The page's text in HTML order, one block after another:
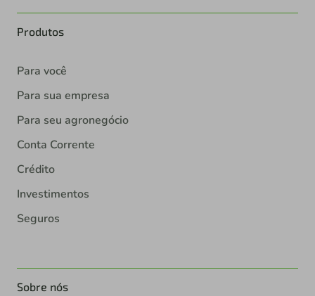
Produtos
Para você
Para sua empresa
Para seu agronegócio
Conta Corrente
Crédito
Investimentos
Seguros
Sobre nós